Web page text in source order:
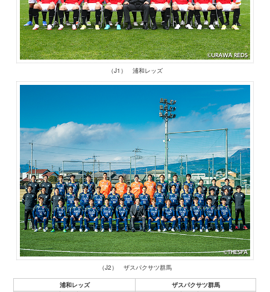
（J1） 浦和レッズ
（J2） ザスパクサツ群馬
浦和レッズ
ザスパクサツ群馬